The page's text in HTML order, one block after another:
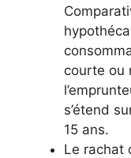
courte ou
s’étend
15 ans.
Le rachat